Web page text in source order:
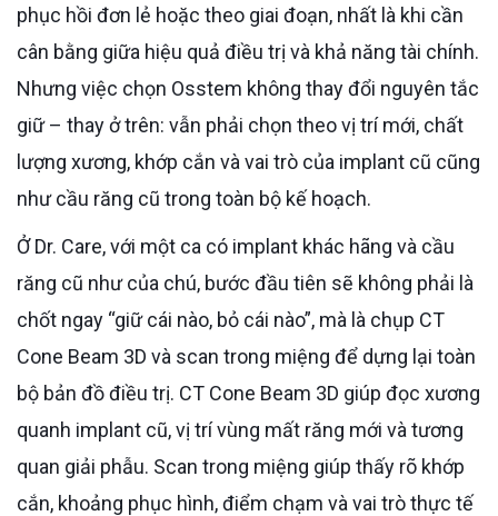
phục hồi đơn lẻ hoặc theo giai đoạn, nhất là khi cần
cân bằng giữa hiệu quả điều trị và khả năng tài chính.
Nhưng việc chọn Osstem không thay đổi nguyên tắc
giữ – thay ở trên: vẫn phải chọn theo vị trí mới, chất
lượng xương, khớp cắn và vai trò của implant cũ cũng
như cầu răng cũ trong toàn bộ kế hoạch.
Ở Dr. Care, với một ca có implant khác hãng và cầu
răng cũ như của chú, bước đầu tiên sẽ không phải là
chốt ngay “giữ cái nào, bỏ cái nào”, mà là chụp CT
Cone Beam 3D và scan trong miệng để dựng lại toàn
bộ bản đồ điều trị. CT Cone Beam 3D giúp đọc xương
quanh implant cũ, vị trí vùng mất răng mới và tương
quan giải phẫu. Scan trong miệng giúp thấy rõ khớp
cắn, khoảng phục hình, điểm chạm và vai trò thực tế